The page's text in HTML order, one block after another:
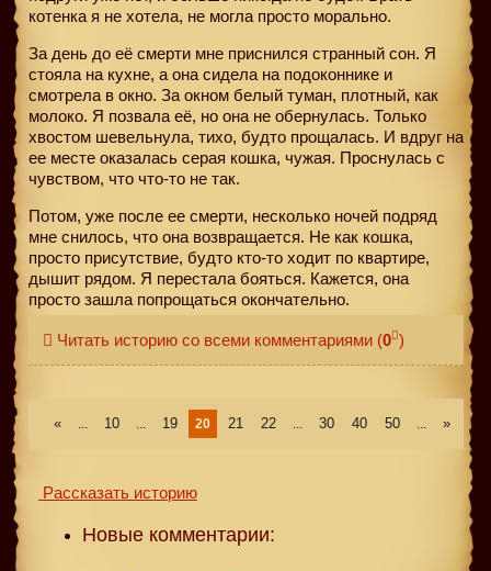
котенка я не хотела, не могла просто морально.
За день до её смерти мне приснился странный сон. Я
стояла на кухне, а она сидела на подоконнике и
смотрела в окно. За окном белый туман, плотный, как
молоко. Я позвала её, но она не обернулась. Только
хвостом шевельнула, тихо, будто прощалась. И вдруг на
ее месте оказалась серая кошка, чужая. Проснулась с
чувством, что что-то не так.
Потом, уже после ее смерти, несколько ночей подряд
мне снилось, что она возвращается. Не как кошка,
просто присутствие, будто кто-то ходит по квартире,
дышит рядом. Я перестала бояться. Кажется, она
просто зашла попрощаться окончательно.
Читать историю со всеми комментариями (0 )
« ... 10 ... 19 20 21 22 ... 30 40 50 ... »
Рассказать историю
Новые комментарии: